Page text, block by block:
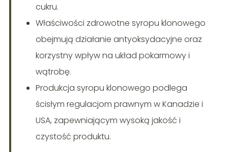
cukru.
Właściwości zdrowotne syropu klonowego
obejmują działanie antyoksydacyjne oraz
korzystny wpływ na układ pokarmowy i
wątrobę.
Produkcja syropu klonowego podlega
ścisłym regulacjom prawnym w Kanadzie i
USA, zapewniającym wysoką jakość i
czystość produktu.